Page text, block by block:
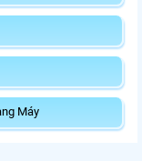
Máy